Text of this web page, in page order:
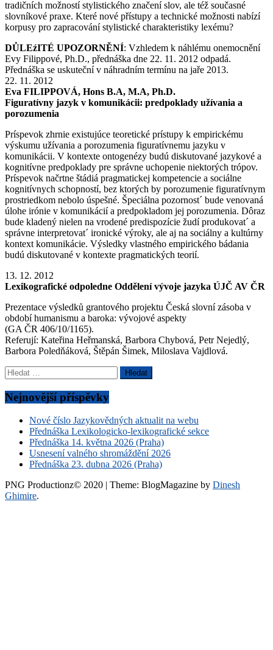
tradičních možností stylistického značení slov, ale též současné
slovníkové praxe. Které nové přístupy a technické možnosti nabízí
korpusy pro zapracování stylistické charakteristiky lexému?
DŮLEźITÉ UPOZORNĚNÍ: Vzhledem k náhlému onemocnění
Evy Filippové, Ph.D., přednáška dne 22. 11. 2012 odpadá.
Přednáška se uskuteční v náhradním termínu na jaře 2013.
22. 11. 2012
Eva FILIPPOVÁ, Hons B.A, M.A, Ph.D.
Figuratívny jazyk v komunikácii: predpoklady užívania a
porozumenia
Príspevok zhrnie existujúce teoretické prístupy k empirickému
výskumu užívania a porozumenia figuratívnemu jazyku v
komunikácii. V kontexte ontogenézy budú diskutované jazykové a
kognitívne predpoklady pre správne uchopenie niektorých trópov.
Príspevok načrtne štádiá pragmatickej kompetencie a sociálne
kognitívnych schopností, bez ktorých by porozumenie figuratívnym
prostriedkom nebolo úspešné. Špeciálna pozornost´ bude venovaná
úlohe irónie v komunikácií a predpokladom jej porozumenia. Dôraz
bude kladený nielen na vrodené predispozície žudí produkovat´ a
správne interpretovat´ ironické výroky, ale aj na sociálny a kultúrny
kontext komunikácie. Výsledky vlastného empirického bádania
budú diskutované v kontexte pragmatických teorií.
13. 12. 2012
Lexikografické odpoledne Oddělení vývoje jazyka ÚJČ AV ČR
Prezentace výsledků grantového projektu Česká slovní zásoba v
období humanismu a baroka: vývojové aspekty
(GA ČR 406/10/1165).
Referují: Kateřina Heřmanská, Barbora Chybová, Petr Nejedlý,
Barbora Poledňáková, Štěpán Šimek, Miloslava Vajdlová.
Vyhledávání
Nejnovější příspěvky
Nové číslo Jazykovědných aktualit na webu
Přednáška Lexikologicko-lexikografické sekce
Přednáška 14. května 2026 (Praha)
Usnesení valného shromáždění 2026
Přednáška 23. dubna 2026 (Praha)
PNG Productionz© 2020 | Theme: BlogMagazine by Dinesh
Ghimire.